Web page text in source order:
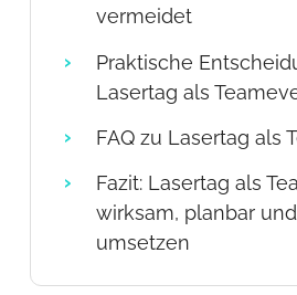
vermeidet
Praktische
Lasertag als
FAQ zu Lasertag als
Fazit: Lasertag als
wirksam, planbar
umsetzen